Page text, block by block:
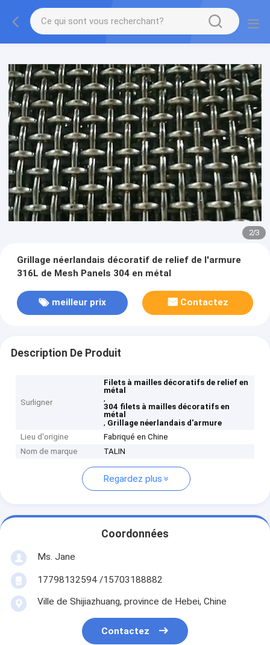
2/3
Grillage néerlandais décoratif de relief de l'armure
316L de Mesh Panels 304 en métal
meilleur prix Contactez
Description De Produit
Surligner
Filets à mailles décoratifs de relief en
métal
,
304 filets à mailles décoratifs en
métal
, Grillage néerlandais d'armure
Lieu d'origine
Fabriqué en Chine
Nom de marque
TALIN
Regardez plus
Coordonnées
Ms. Jane
17798132594 /15703188882
Ville de Shijiazhuang, province de Hebei, Chine
Contactez